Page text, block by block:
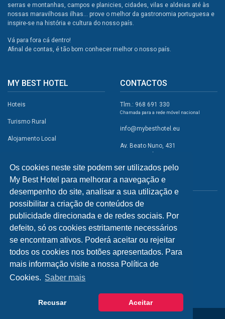
Os cookies neste site podem ser utilizados pelo
My Best Hotel para melhorar a navegação e
desempenho do site, analisar a sua utilização e
possibilitar a criação de conteúdos de
publicidade direcionada e de redes sociais. Por
defeito, só os cookies estritamente necessários
se encontram ativos. Poderá aceitar ou rejeitar
todos os cookies nos botões apresentados. Para
mais informação visite a nossa Política de
Cookies. Saber mais
Recusar Aceitar
serras e montanhas, campos e planicies, cidades, vilas e aldeias até às
nossas maravilhosas ilhas... prove o melhor da gastronomia portuguesa e
inspire-se na história e cultura do nosso país.
Vá para fora cá dentro!
Afinal de contas, é tão bom conhecer melhor o nosso país.
MY BEST HOTEL
Hoteis
Turismo Rural
Alojamento Local
Campismo
Atividades
Restaurantes
A Visitar
INFORMAÇÕES
Política de Privacidade
CONTACTOS
Tlm.: 968 691 330
Chamada para a rede móvel nacional
info@mybesthotel.eu
Av. Beato Nuno, 431
2495-401 Fátima
REDES SOCIAIS